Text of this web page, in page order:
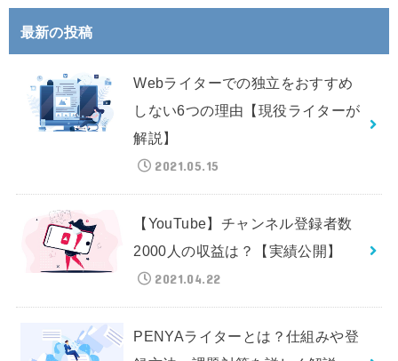
最新の投稿
Webライターでの独立をおすすめ
しない6つの理由【現役ライターが
解説】
2021.05.15
【YouTube】チャンネル登録者数
2000人の収益は？【実績公開】
2021.04.22
PENYAライターとは？仕組みや登